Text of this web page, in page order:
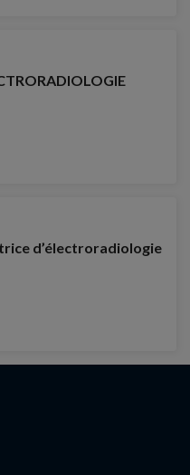
d’électroradiologie